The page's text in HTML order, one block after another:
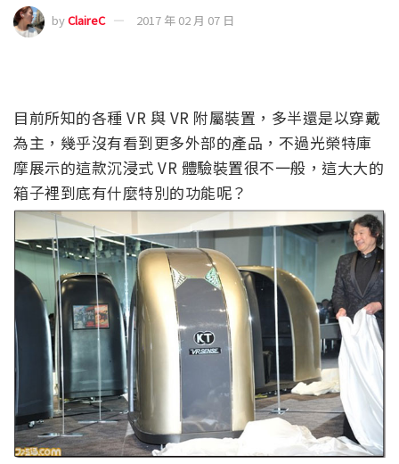
byClaireC 2017 年 02 月 07 日
目前所知的各種 VR 與 VR 附屬裝置，多半還是以穿戴
為主，幾乎沒有看到更多外部的產品，不過光榮特庫
摩展示的這款沉浸式 VR 體驗裝置很不一般，這大大的
箱子裡到底有什麼特別的功能呢？